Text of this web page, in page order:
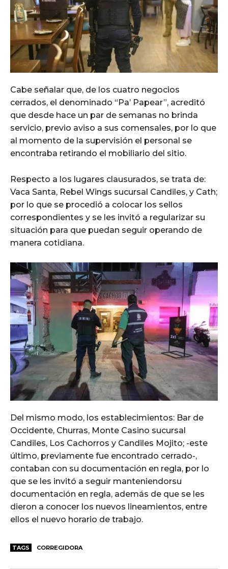
Cabe señalar que, de los cuatro negocios
cerrados, el denominado “Pa’ Papear”, acreditó
que desde hace un par de semanas no brinda
servicio, previo aviso a sus comensales, por lo que
al momento de la supervisión el personal se
encontraba retirando el mobiliario del sitio.
Respecto a los lugares clausurados, se trata de:
Vaca Santa, Rebel Wings sucursal Candiles, y Cath;
por lo que se procedió a colocar los sellos
correspondientes y se les invitó a regularizar su
situación para que puedan seguir operando de
manera cotidiana.
Del mismo modo, los establecimientos: Bar de
Occidente, Churras, Monte Casino sucursal
Candiles, Los Cachorros y Candiles Mojito; -este
último, previamente fue encontrado cerrado-,
contaban con su documentación en regla, por lo
que se les invitó a seguir manteniendorsu
documentación en regla, además de que se les
dieron a conocer los nuevos lineamientos, entre
ellos el nuevo horario de trabajo.
TAGS CORREGIDORA